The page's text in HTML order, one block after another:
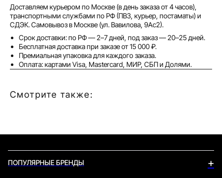
Доставляем курьером по Москве (в день заказа от 4 часов),
транспортными службами по РФ (ПВЗ, курьер, постаматы) и
СДЭК. Самовывоз в Москве (ул. Вавилова, 9Ас2).
Срок доставки: по РФ — 2–7 дней, под заказ — 20–25 дней.
Бесплатная доставка при заказе от 15 000 ₽.
Премиальная упаковка для каждого заказа.
Оплата: картами Visa, Mastercard, МИР, СБП и Долями.
Смотрите также:
ПОПУЛЯРНЫЕ БРЕНДЫ +